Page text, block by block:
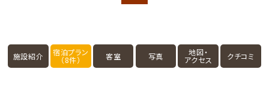
施設紹介 宿泊プラン
（8件） 客室 写真 地図・
アクセス クチコミ